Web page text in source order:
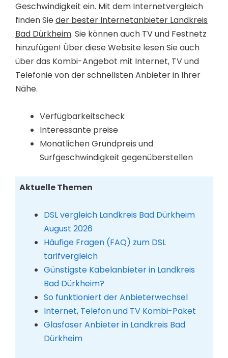
Geschwindigkeit ein. Mit dem Internetvergleich
finden Sieder bester Internetanbieter Landkreis
Bad Dürkheim. Sie können auch TV und Festnetz
hinzufügen! Über diese Website lesen Sie auch
über das Kombi-Angebot mit Internet, TV und
Telefonie von der schnellsten Anbieter in Ihrer
Nähe.
Verfügbarkeitscheck
Interessante preise
Monatlichen Grundpreis und
Surfgeschwindigkeit gegenüberstellen
Aktuelle Themen
DSL vergleich Landkreis Bad Dürkheim
August 2026
Häufige Fragen (FAQ) zum DSL
tarifvergleich
Günstigste Kabelanbieter in Landkreis
Bad Dürkheim?
So funktioniert der Anbieterwechsel
Internet, Telefon und TV Kombi-Paket
Glasfaser Anbieter in Landkreis Bad
Dürkheim